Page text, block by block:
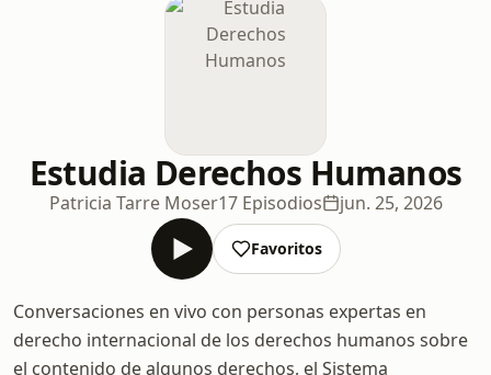
Estudia Derechos Humanos
Patricia Tarre Moser17 Episodios jun. 25, 2026
Favoritos
Conversaciones en vivo con personas expertas en
derecho internacional de los derechos humanos sobre
el contenido de algunos derechos, el Sistema